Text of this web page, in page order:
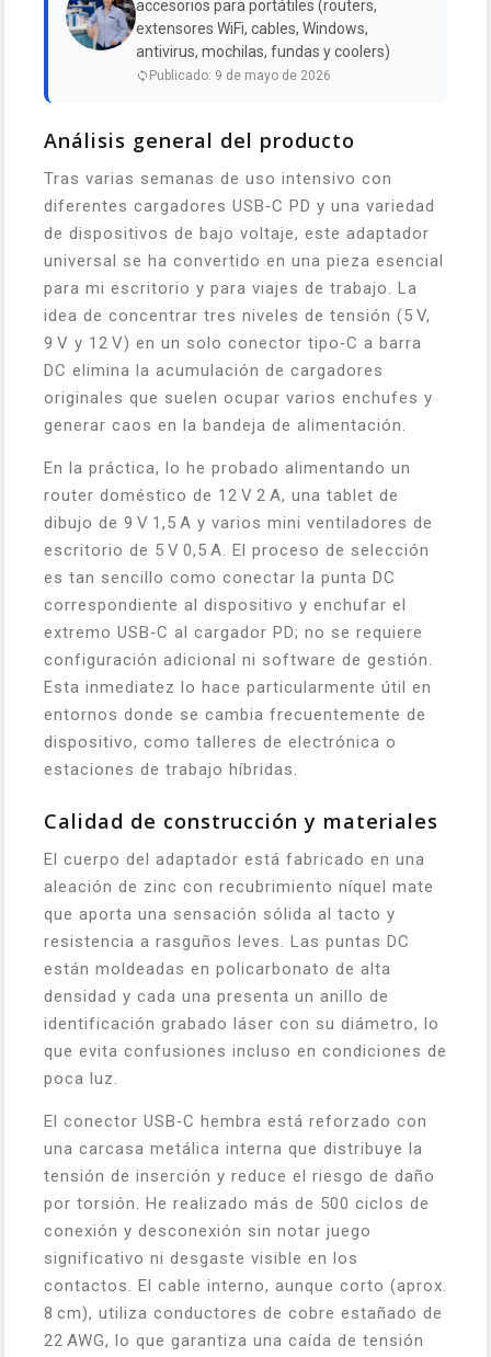
accesorios para portátiles (routers,
extensores WiFi, cables, Windows,
antivirus, mochilas, fundas y coolers)
Publicado: 9 de mayo de 2026
Análisis general del producto
Tras varias semanas de uso intensivo con
diferentes cargadores USB‑C PD y una variedad
de dispositivos de bajo voltaje, este adaptador
universal se ha convertido en una pieza esencial
para mi escritorio y para viajes de trabajo. La
idea de concentrar tres niveles de tensión (5 V,
9 V y 12 V) en un solo conector tipo‑C a barra
DC elimina la acumulación de cargadores
originales que suelen ocupar varios enchufes y
generar caos en la bandeja de alimentación.
En la práctica, lo he probado alimentando un
router doméstico de 12 V 2 A, una tablet de
dibujo de 9 V 1,5 A y varios mini ventiladores de
escritorio de 5 V 0,5 A. El proceso de selección
es tan sencillo como conectar la punta DC
correspondiente al dispositivo y enchufar el
extremo USB‑C al cargador PD; no se requiere
configuración adicional ni software de gestión.
Esta inmediatez lo hace particularmente útil en
entornos donde se cambia frecuentemente de
dispositivo, como talleres de electrónica o
estaciones de trabajo híbridas.
Calidad de construcción y materiales
El cuerpo del adaptador está fabricado en una
aleación de zinc con recubrimiento níquel mate
que aporta una sensación sólida al tacto y
resistencia a rasguños leves. Las puntas DC
están moldeadas en policarbonato de alta
densidad y cada una presenta un anillo de
identificación grabado láser con su diámetro, lo
que evita confusiones incluso en condiciones de
poca luz.
El conector USB‑C hembra está reforzado con
una carcasa metálica interna que distribuye la
tensión de inserción y reduce el riesgo de daño
por torsión. He realizado más de 500 ciclos de
conexión y desconexión sin notar juego
significativo ni desgaste visible en los
contactos. El cable interno, aunque corto (aprox.
8 cm), utiliza conductores de cobre estañado de
22 AWG, lo que garantiza una caída de tensión